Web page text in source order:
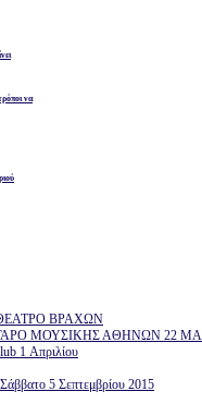
να
ΒΡΑΧΩΝ
ΜΟΥΣΙΚΗΣ ΑΘΗΝΩΝ 22
1 Απριλίου
5 Σεπτεμβρίου 2015